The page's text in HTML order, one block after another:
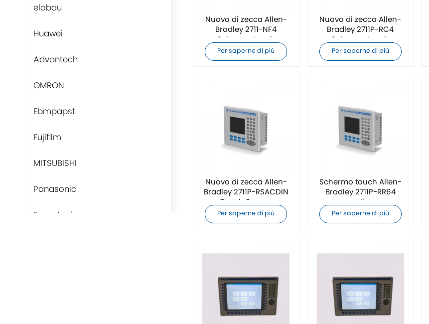
elobau
Huawei
Advantech
OMRON
Ebmpapst
Fujifilm
MITSUBISHI
Panasonic
Fans-tech
Nuovo di zecca Allen-
Bradley 2711-NF4
Schermo touch
Per saperne di più
Nuovo di zecca Allen-
Bradley 2711P-RC4
Schermo touch
Per saperne di più
Nuovo di zecca Allen-
Bradley 2711P-RSACDIN
Touch Screen
Per saperne di più
Schermo touch Allen-
Bradley 2711P-RR64
nuovo di zecca
Per saperne di più